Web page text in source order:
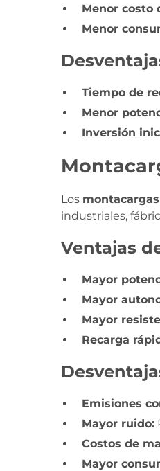
Menor costo
Menor
Tiempo de
Menor
Inversión
Los
industriales,
Ventajas
Mayor
Mayor
Mayor
Recarga
Emisiones
Mayor ruido:
Costos de
Mayor